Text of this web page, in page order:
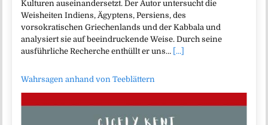
Kulturen auseinandersetzt. Der Autor untersucht die
Weisheiten Indiens, Ägyptens, Persiens, des
vorsokratischen Griechenlands und der Kabbala und
analysiert sie auf beeindruckende Weise. Durch seine
ausführliche Recherche enthüllt er uns… [...]
Wahrsagen anhand von Teeblättern